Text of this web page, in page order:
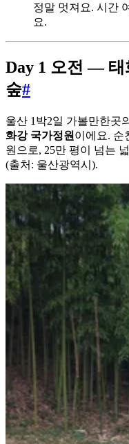
정말 멋져요. 시간
요.
Day 1 오전 — 태
숲#
울산 1박2일 가볼만한곳
화강 국가정원 이에요. 순
원으로, 25만 평이 넘는
(출처: 울산광역시).